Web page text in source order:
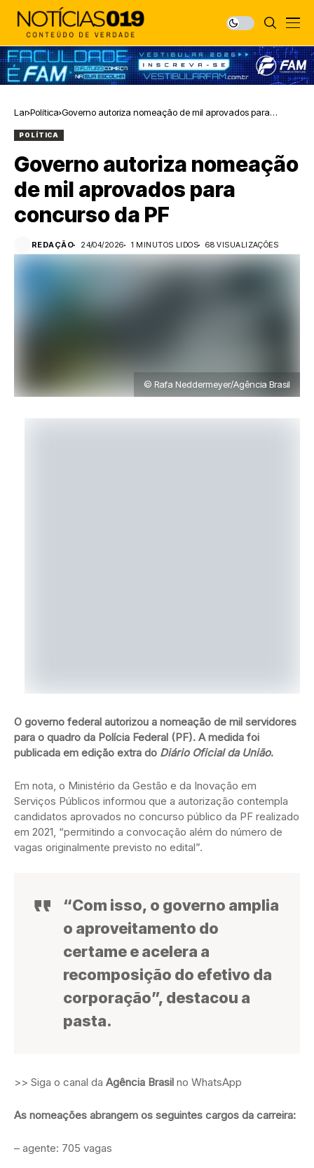
Lar Política Governo autoriza nomeação de mil aprovados para
POLÍTICA
Governo autoriza nomeação
de mil aprovados para
concurso da PF
REDAÇÃO 24/04/2026 1 MINUTOS LIDOS 68 VISUALIZAÇÕES
© Rafa Neddermeyer/Agência Brasil
O governo federal autorizou a nomeação de mil servidores
para o quadro da Polícia Federal (PF). A medida foi
publicada em edição extra do Diário Oficial da União.
Em nota, o Ministério da Gestão e da Inovação em
Serviços Públicos informou que a autorização contempla
candidatos aprovados no concurso público da PF realizado
em 2021, “permitindo a convocação além do número de
vagas originalmente previsto no edital”.
“Com isso, o governo amplia
o aproveitamento do
certame e acelera a
recomposição do efetivo da
corporação”, destacou a
pasta.
>> Siga o canal da Agência Brasil no WhatsApp
As nomeações abrangem os seguintes cargos da carreira:
– agente: 705 vagas